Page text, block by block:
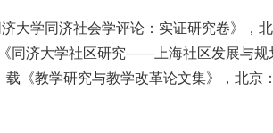
大学同济社会学评论：实证研究卷》，
同济大学社区研究——上海社区发展与规
《教学研究与教学改革论文集》，北京